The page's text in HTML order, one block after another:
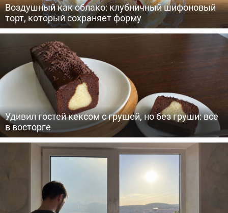
Воздушный как облако: клубничный шифоновый
торт, который сохраняет форму
Удивил гостей кексом с грушей, но без груши: все
в восторге